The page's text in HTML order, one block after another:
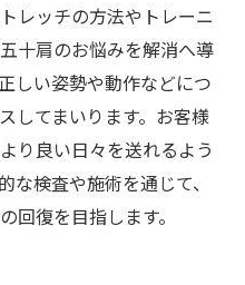
レッチの方法やトレーニ
十肩のお悩みを解消へ導
しい姿勢や動作などにつ
してまいります。お客様
り良い日々を送れるよう
な検査や施術を通じて、
回復を目指します。